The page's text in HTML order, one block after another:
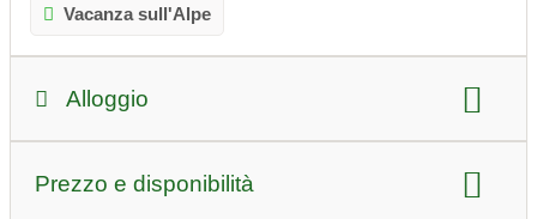
Vacanza sull'Alpe
Alloggio
appartamento
Appartamento per vacanze
Prezzo e disponibilità